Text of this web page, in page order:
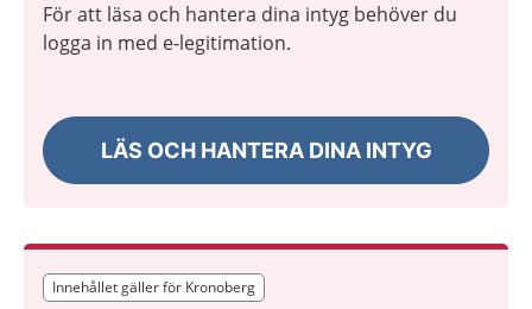
För att läsa och hantera dina intyg behöver du
logga in med e-legitimation.
LÄS OCH HANTERA DINA INTYG
Innehållet gäller för Kronoberg
Innehållet gäller för Kronoberg